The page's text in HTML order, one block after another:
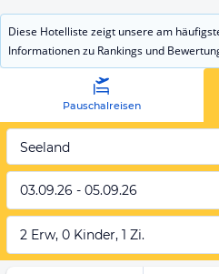
Diese Hotelliste zeigt unsere am
Informationen zu Rankings und
Pauschalreisen
Seeland
03.09.26 - 05.09.26
2 Erw, 0 Kinder, 1 Zi.